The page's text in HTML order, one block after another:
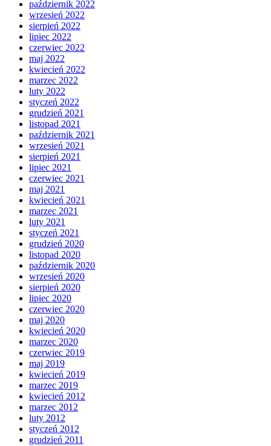
październik 2022
wrzesień 2022
sierpień 2022
lipiec 2022
czerwiec 2022
maj 2022
kwiecień 2022
marzec 2022
luty 2022
styczeń 2022
grudzień 2021
listopad 2021
październik 2021
wrzesień 2021
sierpień 2021
lipiec 2021
czerwiec 2021
maj 2021
kwiecień 2021
marzec 2021
luty 2021
styczeń 2021
grudzień 2020
listopad 2020
październik 2020
wrzesień 2020
sierpień 2020
lipiec 2020
czerwiec 2020
maj 2020
kwiecień 2020
marzec 2020
czerwiec 2019
maj 2019
kwiecień 2019
marzec 2019
kwiecień 2012
marzec 2012
luty 2012
styczeń 2012
grudzień 2011